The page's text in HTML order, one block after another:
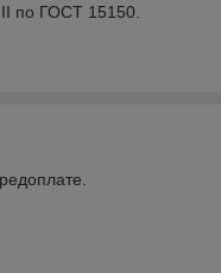
по ГОСТ 15150.